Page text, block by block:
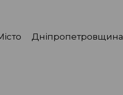
Дніпропетровщина